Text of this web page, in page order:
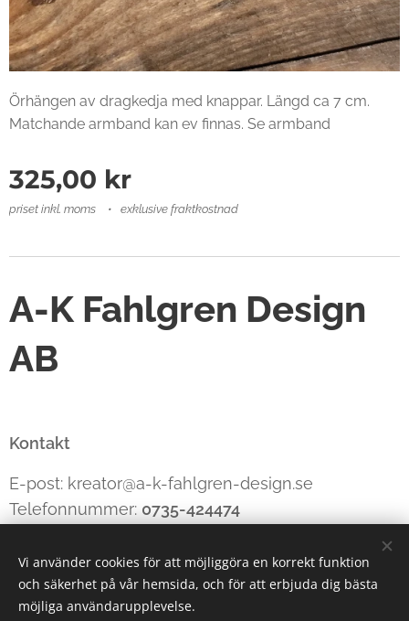
Örhängen av dragkedja med knappar. Längd ca 7 cm.
Matchande armband kan ev finnas. Se armband
325,00 kr
priset inkl. moms exklusive fraktkostnad
A-K Fahlgren Design
AB
Kontakt
E-post: kreator@a-k-fahlgren-design.se
Telefonnummer: 0735-424474
Cookies
Vi använder cookies för att möjliggöra en korrekt funktion
och säkerhet på vår hemsida, och för att erbjuda dig bästa
möjliga användarupplevelse.